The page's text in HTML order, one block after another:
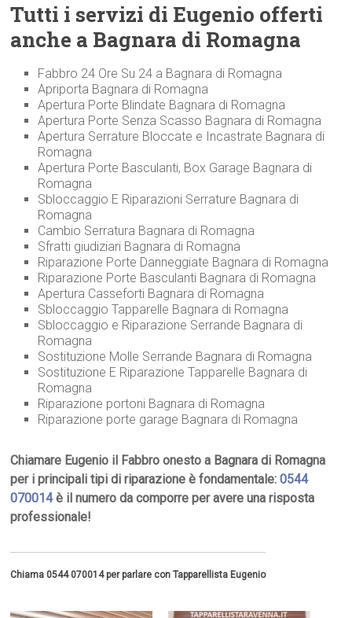
Tutti i servizi di Eugenio offerti
anche a Bagnara di Romagna
Fabbro 24 Ore Su 24 a Bagnara di Romagna
Apriporta Bagnara di Romagna
Apertura Porte Blindate Bagnara di Romagna
Apertura Porte Senza Scasso Bagnara di Romagna
Apertura Serrature Bloccate e Incastrate Bagnara di
Romagna
Apertura Porte Basculanti, Box Garage Bagnara di
Romagna
Sbloccaggio E Riparazioni Serrature Bagnara di
Romagna
Cambio Serratura Bagnara di Romagna
Sfratti giudiziari Bagnara di Romagna
Riparazione Porte Danneggiate Bagnara di Romagna
Riparazione Porte Basculanti Bagnara di Romagna
Apertura Casseforti Bagnara di Romagna
Sbloccaggio Tapparelle Bagnara di Romagna
Sbloccaggio e Riparazione Serrande Bagnara di
Romagna
Sostituzione Molle Serrande Bagnara di Romagna
Sostituzione E Riparazione Tapparelle Bagnara di
Romagna
Riparazione portoni Bagnara di Romagna
Riparazione porte garage Bagnara di Romagna
Chiamare Eugenio il Fabbro onesto a Bagnara di Romagna
per i principali tipi di riparazione è fondamentale:0544
070014è il numero da comporre per avere una risposta
professionale!
Chiama 0544 070014 per parlare con Tapparellista Eugenio